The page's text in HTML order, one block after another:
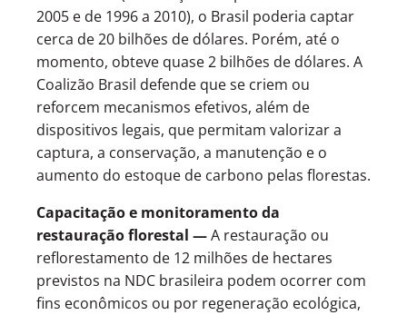
2005 e de 1996 a 2010), o Brasil poderia captar
cerca de 20 bilhões de dólares. Porém, até o
momento, obteve quase 2 bilhões de dólares. A
Coalizão Brasil defende que se criem ou
reforcem mecanismos efetivos, além de
dispositivos legais, que permitam valorizar a
captura, a conservação, a manutenção e o
aumento do estoque de carbono pelas florestas.
Capacitação e monitoramento da
restauração florestal —A restauração ou
reflorestamento de 12 milhões de hectares
previstos na NDC brasileira podem ocorrer com
fins econômicos ou por regeneração ecológica,